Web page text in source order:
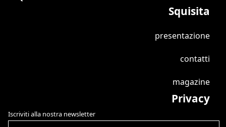
Squisita
presentazione
contatti
magazine
Privacy
Iscriviti alla nostra newsletter